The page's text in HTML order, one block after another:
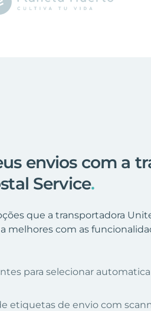
envios com a
Service.
que a transportadora
melhores com as
para selecionar
etiquetas de envio com